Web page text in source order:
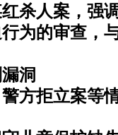
杀人案，强
为的审查 ，
洞
方拒立案等